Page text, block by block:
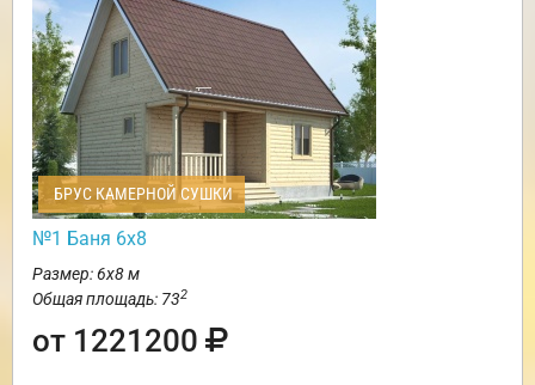
БРУС КАМЕРНОЙ СУШКИ
№1 Баня 6х8
Размер: 6х8 м
Общая площадь: 732
от 1221200